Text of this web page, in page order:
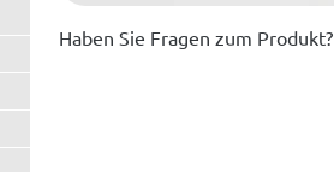
Haben Sie Fragen zum Produkt?